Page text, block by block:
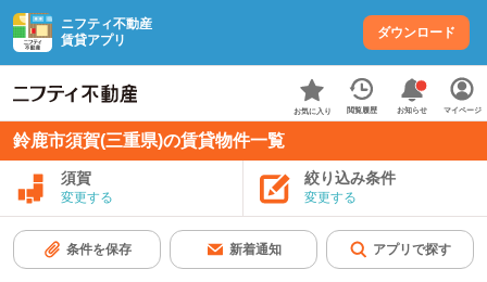
ニフティ不動産
賃貸アプリ
ダウンロード
お気に入り 閲覧履歴 お知らせ マイページ
鈴鹿市須賀(三重県)の賃貸物件一覧
須賀
変更する
絞り込み条件
変更する
条件を保存 新着通知 アプリで探す